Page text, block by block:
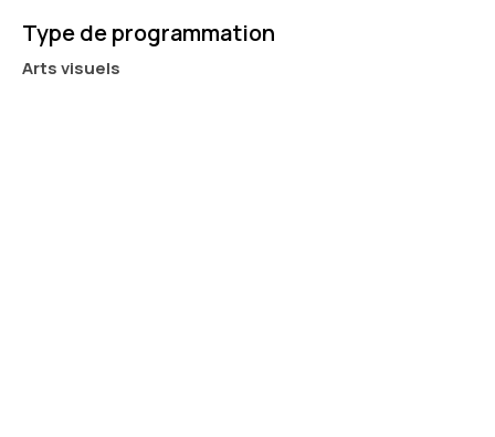
Type de programmation
Arts visuels